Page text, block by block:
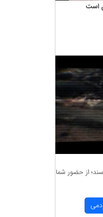
است
از حضور شما